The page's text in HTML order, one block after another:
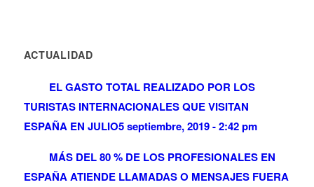
ACTUALIDAD
EL GASTO TOTAL REALIZADO POR LOS
TURISTAS INTERNACIONALES QUE VISITAN
ESPAÑA EN JULIO5 septiembre, 2019 - 2:42 pm
MÁS DEL 80 % DE LOS PROFESIONALES EN
ESPAÑA ATIENDE LLAMADAS O MENSAJES FUERA